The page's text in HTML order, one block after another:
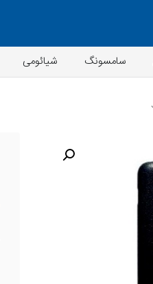
سامسونگ شیائومی